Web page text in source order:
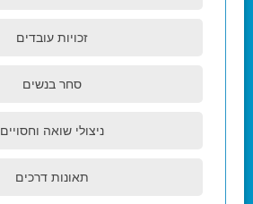
זכויות עובדים
סחר בנשים
ניצולי שואה וחסויים
תאונות דרכים